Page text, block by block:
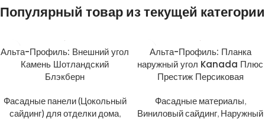
Популярный товар из текущей категории
Альта-Профиль: Внешний угол
Камень Шотландский
Блэкберн
Фасадные панели (Цокольный
сайдинг) для отделки дома,
Альта-Профиль: Планка
наружный угол Kanada Плюс
Престиж Персиковая
Фасадные материалы,
Виниловый сайдинг, Наружный